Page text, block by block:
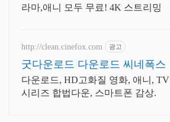
라마,애니 모두 무료! 4K 스트리밍
http://clean.cinefox.com 광고
굿다운로드 다운로드 씨네폭스
다운로드, HD고화질 영화, 애니, TV
시리즈 합법다운, 스마트폰 감상.